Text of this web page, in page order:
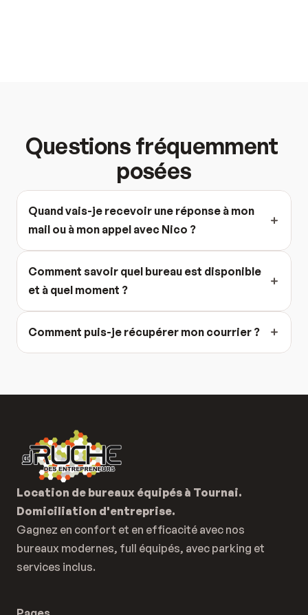
Questions fréquemment
posées
Quand vais-je recevoir une réponse à mon
mail ou à mon appel avec Nico ?
Comment savoir quel bureau est disponible
et à quel moment ?
Comment puis-je récupérer mon courrier ?
Location de bureaux équipés à Tournai.
Domiciliation d'entreprise.
Gagnez en confort et en efficacité avec nos
bureaux modernes, full équipés, avec parking et
services inclus.